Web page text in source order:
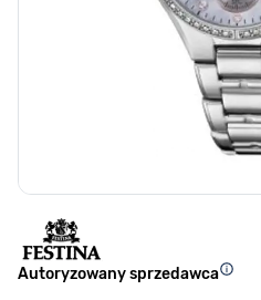
Autoryzowany sprzedawca